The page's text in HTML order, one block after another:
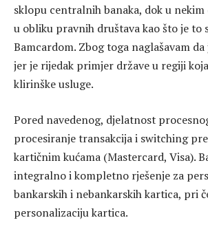
sklopu centralnih banaka, dok u
u obliku pravnih društava kao što je to
Bamcardom. Zbog toga naglašavam
jer je rijedak primjer države u regiji
klirinške usluge.
Pored navedenog, djelatnost
procesiranje transakcija i switching
kartičnim kućama (Mastercard, Visa).
integralno i kompletno rješenje za
bankarskih i nebankarskih kartica, pri
personalizaciju kartica.